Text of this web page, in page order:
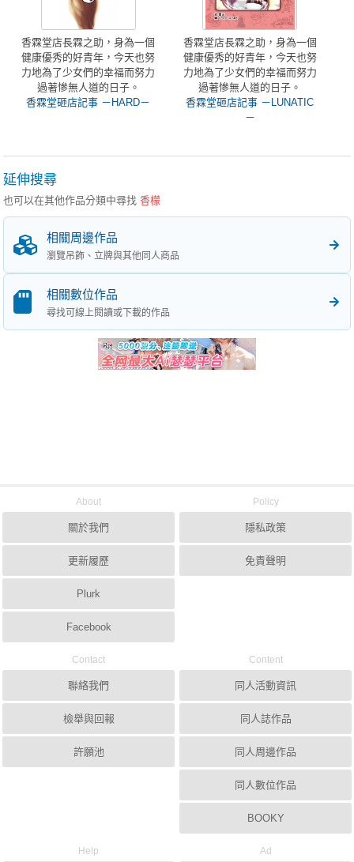
香霖堂店長霖之助，身為一個
健康優秀的好青年，今天也努
力地為了少女們的幸福而努力
過著慘無人道的日子。
香霖堂砸店記事 －HARD－
香霖堂店長霖之助，身為一個
健康優秀的好青年，今天也努
力地為了少女們的幸福而努力
過著慘無人道的日子。
香霖堂砸店記事 －LUNATIC
－
延伸搜尋
也可以在其他作品分類中尋找香檬
相關周邊作品
瀏覽吊飾、立牌與其他同人商品
相關數位作品
尋找可線上閱讀或下載的作品
About
關於我們
更新履歷
Plurk
Facebook
Policy
隱私政策
免責聲明
Contact
聯絡我們
檢舉與回報
許願池
Content
同人活動資訊
同人誌作品
同人周邊作品
同人數位作品
BOOKY
Help Ad